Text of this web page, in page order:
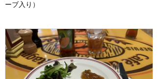
ーブ入り）